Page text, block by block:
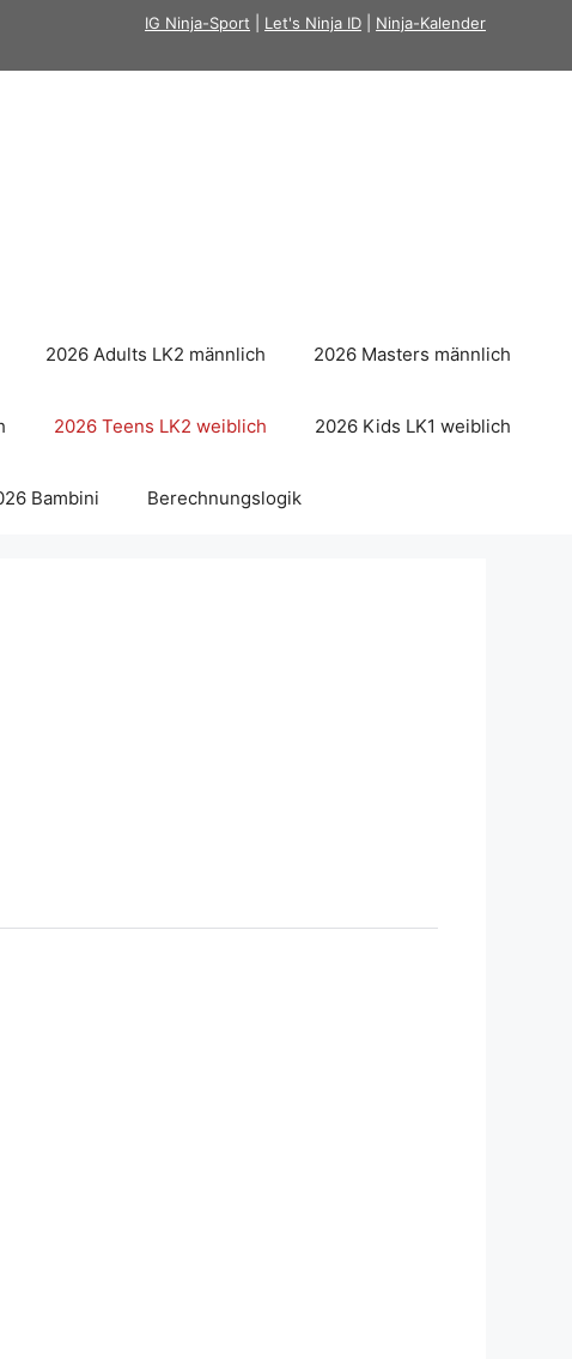
IG Ninja-Sport Let's Ninja ID Ninja-Kalender
2026 Adults LK2 männlich 2026 Masters männlich
2026 Teens LK2 weiblich 2026 Kids LK1 weiblich
Bambini Berechnungslogik